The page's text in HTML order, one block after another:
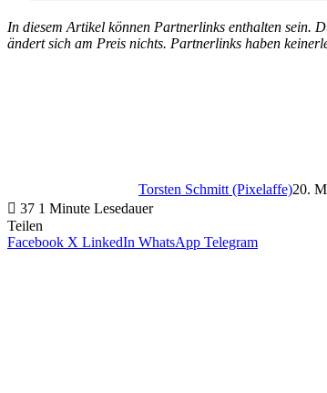
In diesem Artikel können Partnerlinks enthalten sein.
ändert sich am Preis nichts. Partnerlinks haben
Torsten Schmitt (Pixelaffe)20.
37 1 Minute Lesedauer
Teilen
Facebook X LinkedIn WhatsApp Telegram